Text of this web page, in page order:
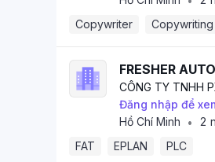
Copywriter
Copywriting
FRESHER
CÔNG TY TNHH
Đăng nhập để
Hồ Chí Minh
•
2
FAT
EPLAN PLC